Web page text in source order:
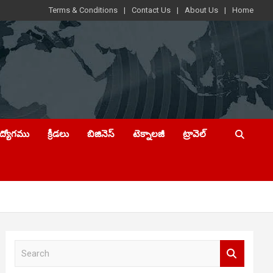
Terms & Conditions Contact Us About Us Home
క్రీడలు బిజినెస్ టెక్నాలజీ ట్రావెల్